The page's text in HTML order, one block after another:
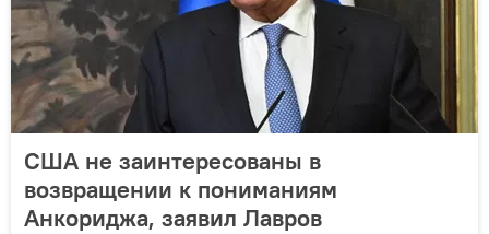
США не заинтересованы в
возвращении к пониманиям
Анкориджа, заявил Лавров